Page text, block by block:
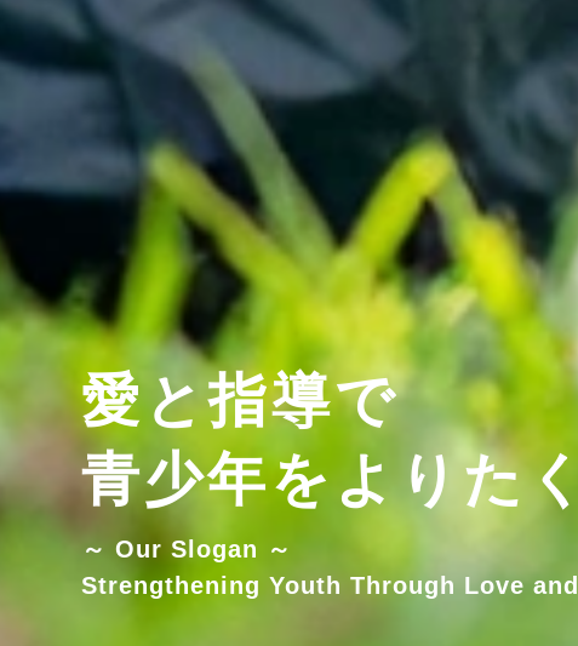
愛と指導で
青少年をよりた
～ Our Slogan ～
Strengthening Youth Through Love